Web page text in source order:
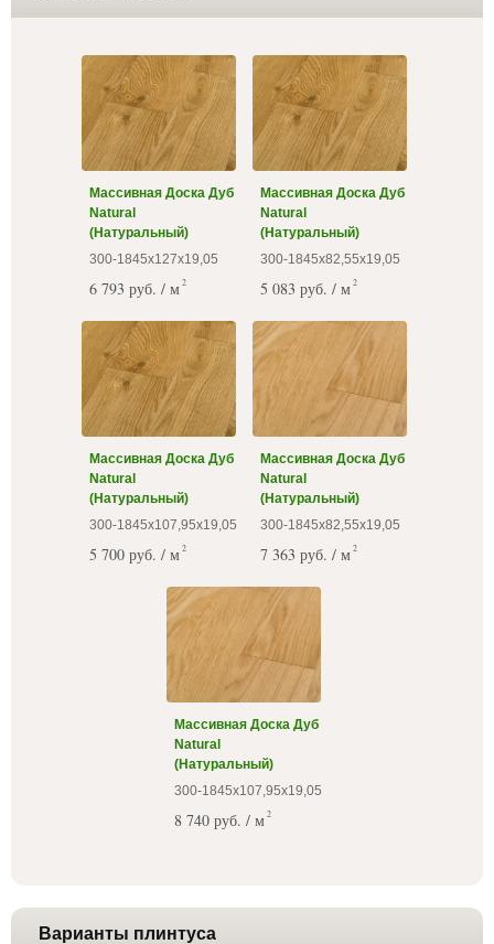
Массивная Доска Дуб
Natural
(Натуральный)
300-1845х127х19,05
6 793 руб. / м 2
Массивная Доска Дуб
Natural
(Натуральный)
300-1845х82,55х19,05
5 083 руб. / м 2
Массивная Доска Дуб
Natural
(Натуральный)
300-1845х107,95х19,05
5 700 руб. / м 2
Массивная Доска Дуб
Natural
(Натуральный)
300-1845х82,55х19,05
7 363 руб. / м 2
Массивная Доска Дуб
Natural
(Натуральный)
300-1845х107,95х19,05
8 740 руб. / м 2
Варианты плинтуса